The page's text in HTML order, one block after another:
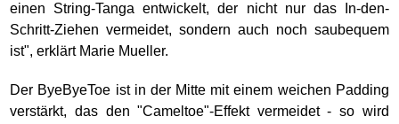
einen String-Tanga entwickelt, der nicht nur das In-den-
Schritt-Ziehen vermeidet, sondern auch noch saubequem
ist", erklärt Marie Mueller.
Der ByeByeToe ist in der Mitte mit einem weichen Padding
verstärkt, das den "Cameltoe"-Effekt vermeidet - so wird